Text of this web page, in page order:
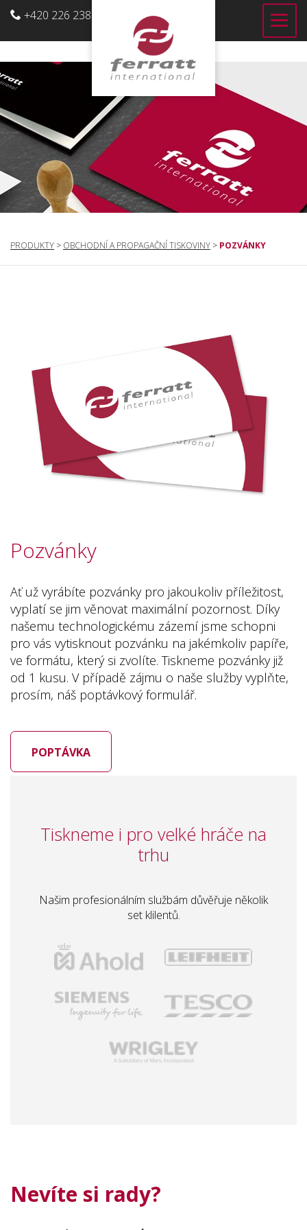
+420 226 238 700
CZ
PRODUKTY > OBCHODNÍ A PROPAGAČNÍ TISKOVINY > POZVÁNKY
Pozvánky
Ať už vyrábíte pozvánky pro jakoukoliv příležitost,
vyplatí se jim věnovat maximální pozornost. Díky
našemu technologickému zázemí jsme schopni
pro vás vytisknout pozvánku na jakémkoliv papíře,
ve formátu, který si zvolíte. Tiskneme pozvánky již
od 1 kusu. V případě zájmu o naše služby vyplňte,
prosím, náš poptávkový formulář.
POPTÁVKA
Tiskneme i pro velké hráče na
trhu
Našim profesionálním službám důvěřuje několik
set klilentů.
Nevíte si rady?